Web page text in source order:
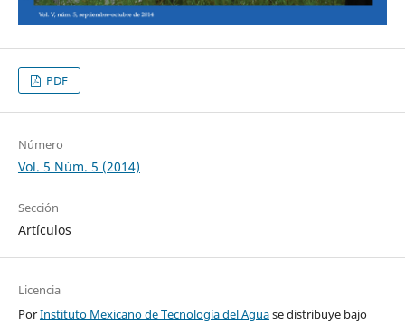
PDF
Número
Vol. 5 Núm. 5 (2014)
Sección
Artículos
Licencia
PorInstituto Mexicano de Tecnología del Aguase distribuye bajo